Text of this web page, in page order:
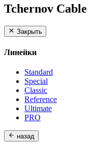
Tchernov Cable
Закрыть
Линейки
Standard
Special
Classic
Reference
Ultimate
PRO
назад